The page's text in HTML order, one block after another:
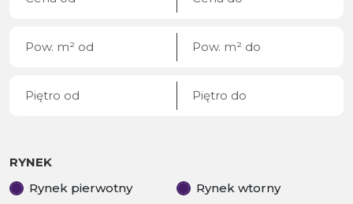
RYNEK
Rynek pierwotny
Rynek wtorny